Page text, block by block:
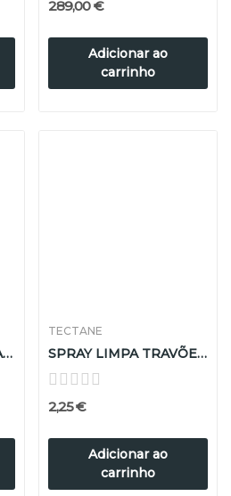
289,00 €
Adicionar ao
carrinho
MAQUINA DE DECAPAR JATO DE AREIA 350L
TECTANE
SPRAY LIMPA TRAVÕES TECTANE 600ml
2,25 €
Adicionar ao
carrinho